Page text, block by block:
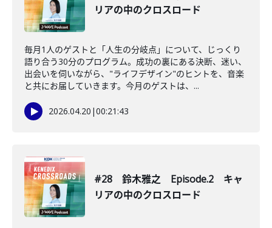
リアの中のクロスロード
毎月1人のゲストと「人生の分岐点」について、じっくり
語り合う30分のプログラム。成功の裏にある決断、迷い、
出会いを伺いながら、"ライフデザイン"のヒントを、音楽
と共にお届していきます。今月のゲストは、...
2026.04.20 |00:21:43
#28 鈴木雅之 Episode.2 キャ
リアの中のクロスロード